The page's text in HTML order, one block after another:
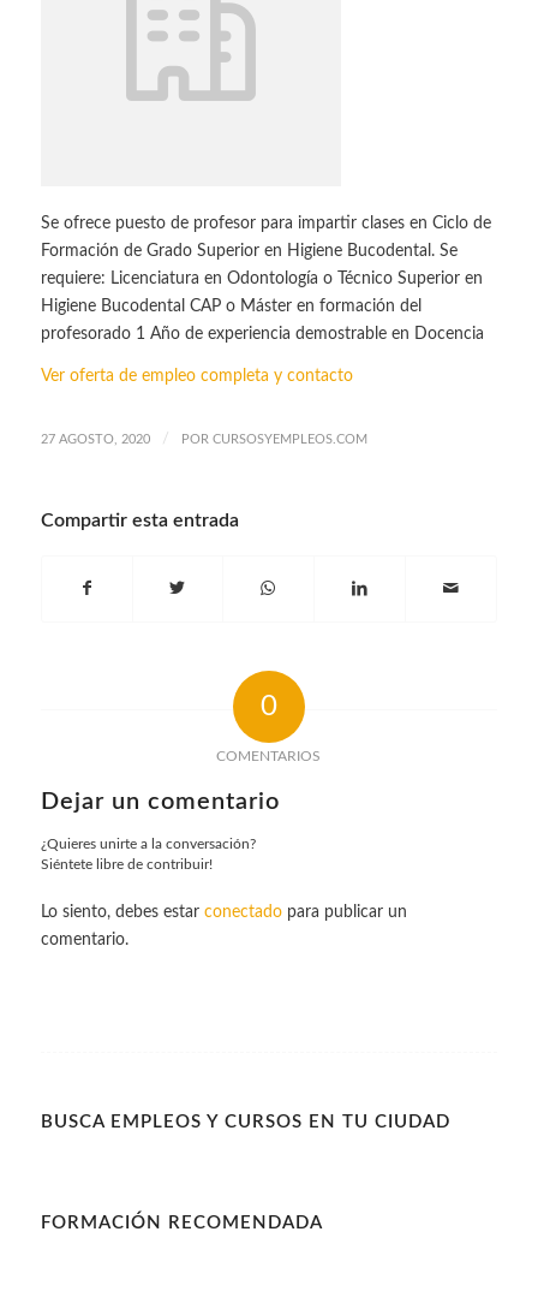
Se ofrece puesto de profesor para impartir clases en Ciclo de
Formación de Grado Superior en Higiene Bucodental. Se
requiere: Licenciatura en Odontología o Técnico Superior en
Higiene Bucodental CAP o Máster en formación del
profesorado 1 Año de experiencia demostrable en Docencia
Ver oferta de empleo completa y contacto
27 AGOSTO, 2020 / POR CURSOSYEMPLEOS.COM
Compartir esta entrada
0
COMENTARIOS
Dejar un comentario
¿Quieres unirte a la conversación?
Siéntete libre de contribuir!
Lo siento, debes estar conectadopara publicar un
comentario.
BUSCA EMPLEOS Y CURSOS EN TU CIUDAD
FORMACIÓN RECOMENDADA